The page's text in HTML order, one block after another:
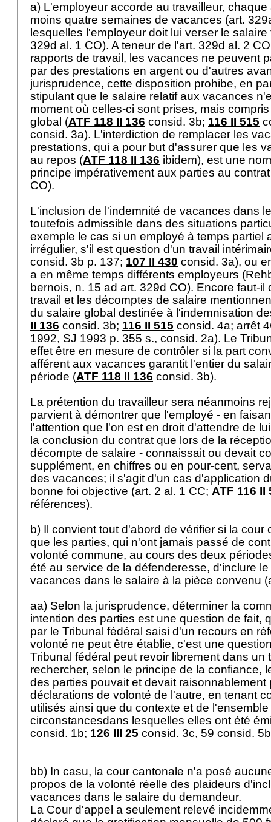
a) L'employeur accorde au travailleur,
moins quatre semaines de vacances (art.
lesquelles l'employeur doit lui verser le salaire
329d al. 1 CO). A teneur de l'art. 329d al. 2 CO
rapports de travail, les vacances ne peuvent
par des prestations en argent ou d'autres
jurisprudence, cette disposition prohibe, en
stipulant que le salaire relatif aux vacances
moment où celles-ci sont prises, mais
global (ATF 118 II 136 consid. 3b; 116 II 515
consid. 3a). L'interdiction de remplacer les
prestations, qui a pour but d'assurer que les
au repos (ATF 118 II 136 ibidem), est une
principe impérativement aux parties au
CO).
L'inclusion de l'indemnité de vacances dans
toutefois admissible dans des situations
exemple le cas si un employé à temps partiel
irrégulier, s'il est question d'un travail
consid. 3b p. 137; 107 II 430 consid. 3a), ou
a en même temps différents employeurs
bernois, n. 15 ad art. 329d CO). Encore faut-il
travail et les décomptes de salaire
du salaire global destinée à l'indemnisation
II 136 consid. 3b; 116 II 515 consid. 4a; arrêt
1992, SJ 1993 p. 355 s., consid. 2a). Le
effet être en mesure de contrôler si la part
afférent aux vacances garantit l'entier du
période (ATF 118 II 136 consid. 3b).
La prétention du travailleur sera néanmoins
parvient à démontrer que l'employé - en
l'attention que l'on est en droit d'attendre de
la conclusion du contrat que lors de la
décompte de salaire - connaissait ou devait
supplément, en chiffres ou en pour-cent,
des vacances; il s'agit d'un cas d'application
bonne foi objective (art. 2 al. 1 CC; ATF 116 II
références).
b) Il convient tout d'abord de vérifier si la cour
que les parties, qui n'ont jamais passé de
volonté commune, au cours des deux
été au service de la défenderesse, d'inclure
vacances dans le salaire à la pièce convenu (
aa) Selon la jurisprudence, déterminer la
intention des parties est une question de fait,
par le Tribunal fédéral saisi d'un recours en
volonté ne peut être établie, c'est une
Tribunal fédéral peut revoir librement dans un
rechercher, selon le principe de la confiance,
des parties pouvait et devait raisonnablement
déclarations de volonté de l'autre, en tenant
utilisés ainsi que du contexte et de
circonstancesdans lesquelles elles ont été
consid. 1b; 126 III 25 consid. 3c, 59 consid.
bb) In casu, la cour cantonale n'a posé
propos de la volonté réelle des plaideurs
vacances dans le salaire du demandeur.
La Cour d'appel a seulement relevé